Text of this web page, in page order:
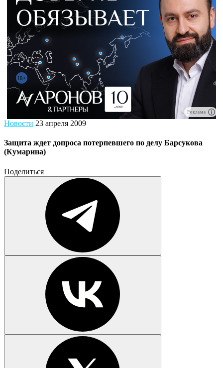
Реклама
Новости 23 апреля 2009
Защита ждет допроса потерпевшего по делу Барсукова
(Кумарина)
Поделиться